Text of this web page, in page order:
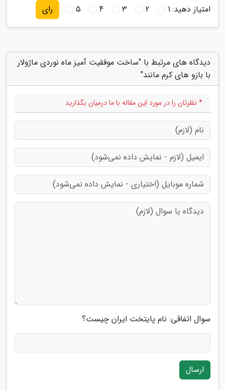
امتیاز دهید:1
2
3
4
5 رای
دیدگاه های مرتبط با "ساخت موفقیت آمیز ماه نوردی ماژولار
با بازو های کرم مانند"
* نظرتان را در مورد این مقاله با ما درمیان بگذارید
سوال اتفاقی: نام پایتخت ایران چیست؟
ارسال